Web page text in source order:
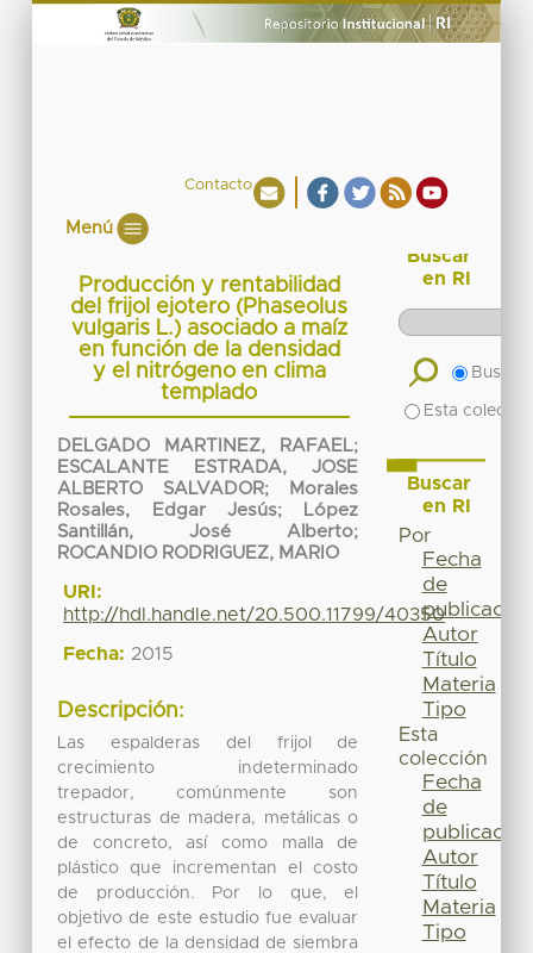
Contacto
Menú
Producción y rentabilidad
del frijol ejotero (Phaseolus
vulgaris L.) asociado a maíz
en función de la densidad
y el nitrógeno en clima
templado
DELGADO MARTINEZ, RAFAEL;
ESCALANTE ESTRADA, JOSE
ALBERTO SALVADOR;
Morales
Rosales, Edgar Jesús;
López
Santillán, José Alberto;
ROCANDIO RODRIGUEZ, MARIO
URI:
http://hdl.handle.net/20.500.11799/40350
Fecha: 2015
Descripción:
Las espalderas del frijol de
crecimiento indeterminado
trepador, comúnmente son
estructuras de madera, metálicas o
de concreto, así como malla de
plástico que incrementan el costo
de producción. Por lo que, el
objetivo de este estudio fue evaluar
el efecto de la densidad de siembra
Buscar
en RI
Buscar
Esta
Buscar
en RI
Por
Fecha
de
publicación
Autor
Título
Materia
Tipo
Esta
colección
Fecha
de
publicación
Autor
Título
Materia
Tipo